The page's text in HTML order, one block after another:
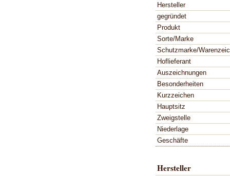
Hersteller
gegründet
Produkt
Sorte/Marke
Schutzmarke/
Hoflieferant
Auszeichnungen
Besonderheiten
Kurzzeichen
Hauptsitz
Zweigstelle
Niederlage
Geschäfte
Hersteller